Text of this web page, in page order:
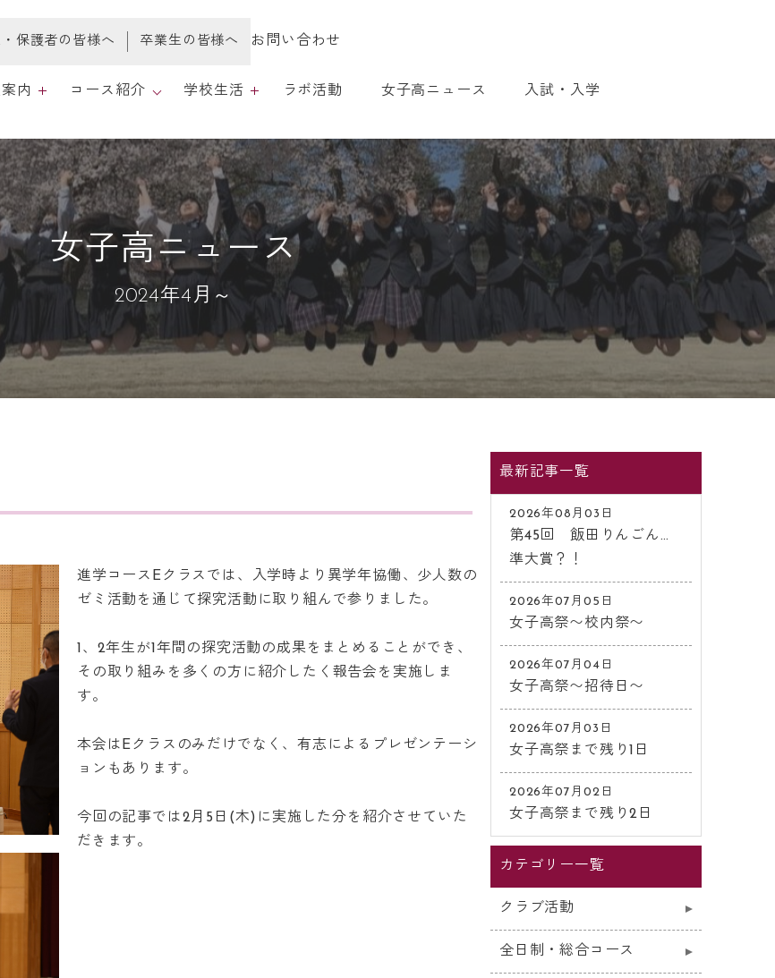
内
内
・評価
用情報
コース紹介
全日制・総合コース
学校生活
学校生活
心の広場
ラボ活動 女子高ニュース 入試・入学
入試・入学について
WEB出願について
保護者の皆様へ 卒業生の皆様へ お問い合わせ
女子高ニュース
2024年4月～
進学コースEクラスでは、入学時より異学年協働、少人数の
ゼミ活動を通じて探究活動に取り組んで参りました。
1、2年生が1年間の探究活動の成果をまとめることができ、
その取り組みを多くの方に紹介したく報告会を実施しま
す。
本会はEクラスのみだけでなく、有志によるプレゼンテーシ
ョンもあります。
今回の記事では2月5日(木)に実施した分を紹介させていた
だきます。
最新記事一覧
2026年08月03日
第45回 飯田りんごん…
準大賞？！
2026年07月05日
女子高祭〜校内祭〜
2026年07月04日
女子高祭〜招待日〜
2026年07月03日
女子高祭まで残り1日
2026年07月02日
女子高祭まで残り2日
カテゴリー一覧
クラブ活動
全日制・総合コース